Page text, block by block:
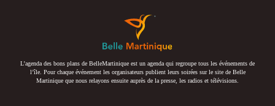
L’agenda des bons plans de BelleMartinique est un agenda qui regroupe tous les événements de
l’île. Pour chaque événement les organisateurs publient leurs soirées sur le site de Belle
Martinique que nous relayons ensuite auprès de la presse, les radios et télévisions.